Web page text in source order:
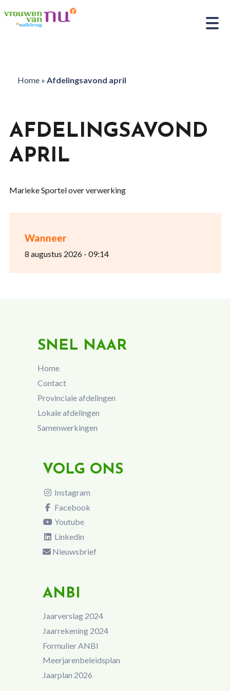
Home» Afdelingsavond april
Wanneer
8 augustus 2026 - 09:14
AFDELINGSAVOND
APRIL
Marieke Sportel over verwerking
SNEL NAAR
Home
Contact
Provinciale afdelingen
Lokale afdelingen
Samenwerkingen
VOLG ONS
Instagram
Facebook
Youtube
Linkedin
Nieuwsbrief
ANBI
Jaarverslag 2024
Jaarrekening 2024
Formulier ANBI
Meerjarenbeleidsplan
Jaarplan 2026